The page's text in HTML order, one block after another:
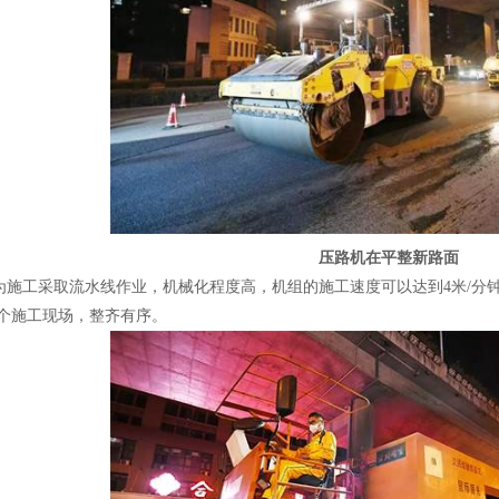
压路机在平整新路面
工采取流水线作业，机械化程度高，机组的施工速度可以达到 4米/分
施工现场，整齐有序。